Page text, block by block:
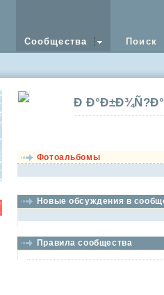
Сообщества Поиск
Ð Ð°Ð±Ð¾Ñ?Ð°
Фотоальбомы
Новые обсуждения в
Правила сообщества